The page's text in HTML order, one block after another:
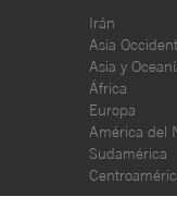
Irán
Asia
Asia y
África
Europa
América del
Sudamérica